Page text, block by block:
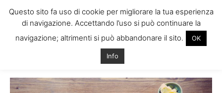
Tag: com è il cibo irlandese
Questo sito fa uso di cookie per migliorare la tua esperienza
di navigazione. Accettando l’uso si può continuare la
navigazione; altrimenti si può abbandonare il sito.
OK
Info